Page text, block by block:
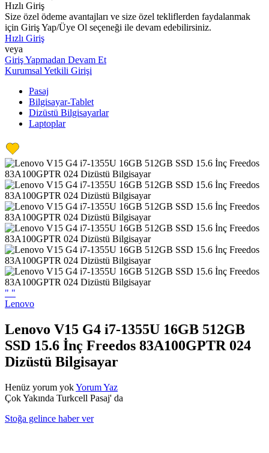
Hızlı Giriş
Size özel ödeme avantajları ve size özel tekliflerden faydalanmak
için Giriş Yap/Üye Ol seçeneği ile devam edebilirsiniz.
Hızlı Giriş
veya
Giriş Yapmadan Devam Et
Kurumsal Yetkili Girişi
Pasaj
Bilgisayar-Tablet
Dizüstü Bilgisayarlar
Laptoplar
" "
Lenovo
Lenovo V15 G4 i7-1355U 16GB 512GB
SSD 15.6 İnç Freedos 83A100GPTR 024
Dizüstü Bilgisayar
Henüz yorum yokYorum Yaz
Çok Yakında Turkcell Pasaj' da
Stoğa gelince haber ver